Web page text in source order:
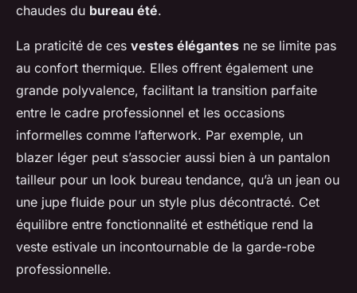
chaudes du bureau été.
La praticité de ces vestes élégantes ne se limite pas
au confort thermique. Elles offrent également une
grande polyvalence, facilitant la transition parfaite
entre le cadre professionnel et les occasions
informelles comme l’afterwork. Par exemple, un
blazer léger peut s’associer aussi bien à un pantalon
tailleur pour un look bureau tendance, qu’à un jean ou
une jupe fluide pour un style plus décontracté. Cet
équilibre entre fonctionnalité et esthétique rend la
veste estivale un incontournable de la garde-robe
professionnelle.